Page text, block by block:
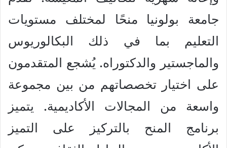
جامعة بولونيا منحًا لمختلف مستويات
التعليم بما في ذلك البكالوريوس
والماجستير والدكتوراه. يُشجع المتقدمون
على اختيار تخصصاتهم من بين مجموعة
واسعة من المجالات الأكاديمية. يتميز
برنامج المنح بالتركيز على التميز